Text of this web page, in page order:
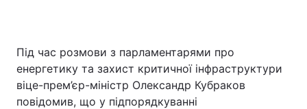
Спорт Наука
Техно і зв'язок Лайт
Під час розмови з парламентарями про
енергетику та захист критичної інфраструктури
віце-прем’єр-міністр Олександр Кубраков
повідомив, що у підпорядкуванні